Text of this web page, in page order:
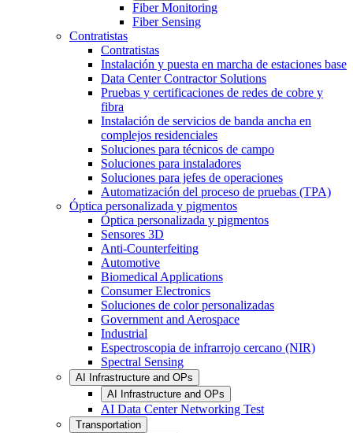
Fiber Monitoring
Fiber Sensing
Contratistas
Contratistas
Instalación y puesta en marcha de estaciones base
Data Center Contractor Solutions
Pruebas y certificaciones de redes de cobre y
fibra
Instalación de servicios de banda ancha en
complejos residenciales
Soluciones para técnicos de campo
Soluciones para instaladores
Soluciones para jefes de operaciones
Automatización del proceso de pruebas (TPA)
Óptica personalizada y pigmentos
Óptica personalizada y pigmentos
Sensores 3D
Anti-Counterfeiting
Automotive
Biomedical Applications
Consumer Electronics
Soluciones de color personalizadas
Government and Aerospace
Industrial
Espectroscopia de infrarrojo cercano (NIR)
Spectral Sensing
AI Infrastructure and OPs
AI Infrastructure and OPs
AI Data Center Networking Test
Transportation